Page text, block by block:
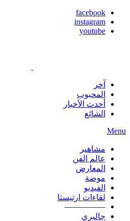
facebook
instagram
youtube
آخر
المحبوب
أحدث الأخبار
الشائع
Menu
مشاهير
عالم الفن
المعارض
موضة
الفيديو
لقاءات ارتيستا
—————
جاليري